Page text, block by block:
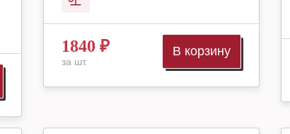
1840 ₽
за шт.
В корзину